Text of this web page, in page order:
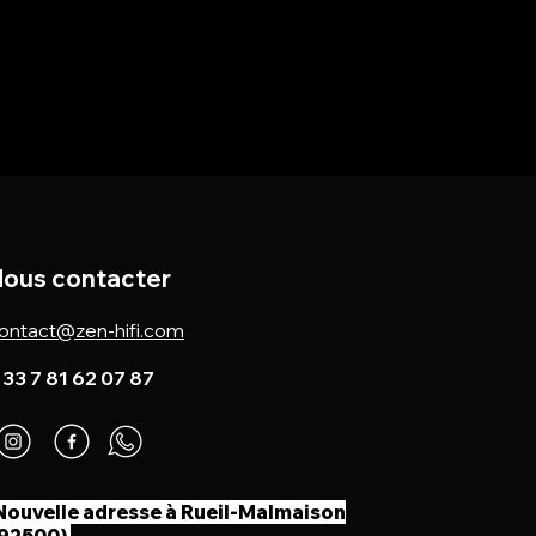
contacter
hifi.com
33 7 81 62 07 87
adresse à Rueil-Malmaison